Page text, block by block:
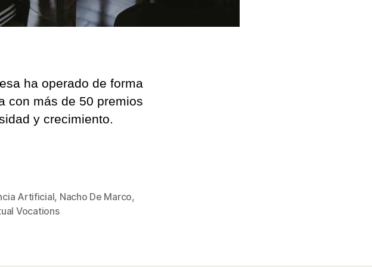
e
m
a
d
o
r
r
ha operado de forma
con más de 50 premios
y crecimiento.
Artificial, Nacho De Marco,
Vocations